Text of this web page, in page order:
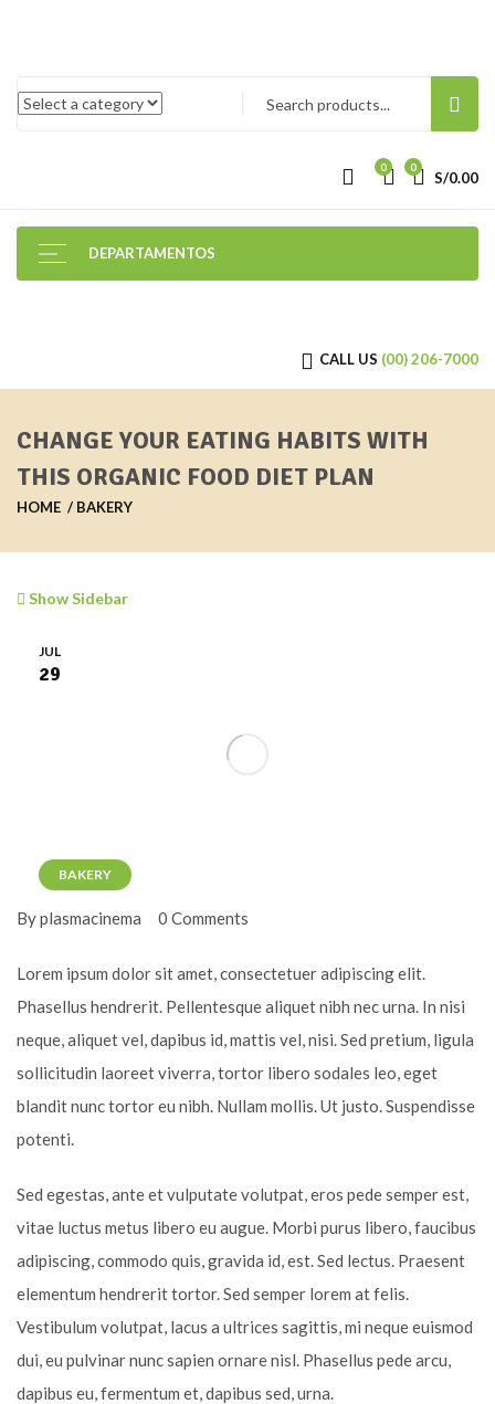
0
S/0.00
0
DEPARTAMENTOS
CALL US (00) 206-7000
CHANGE YOUR EATING HABITS WITH
THIS ORGANIC FOOD DIET PLAN
HOME BAKERY
Show Sidebar
BAKERY
JUL
29
By plasmacinema 0 Comments
Lorem ipsum dolor sit amet, consectetuer adipiscing elit.
Phasellus hendrerit. Pellentesque aliquet nibh nec urna. In nisi
neque, aliquet vel, dapibus id, mattis vel, nisi. Sed pretium, ligula
sollicitudin laoreet viverra, tortor libero sodales leo, eget
blandit nunc tortor eu nibh. Nullam mollis. Ut justo. Suspendisse
potenti.
Sed egestas, ante et vulputate volutpat, eros pede semper est,
vitae luctus metus libero eu augue. Morbi purus libero, faucibus
adipiscing, commodo quis, gravida id, est. Sed lectus. Praesent
elementum hendrerit tortor. Sed semper lorem at felis.
Vestibulum volutpat, lacus a ultrices sagittis, mi neque euismod
dui, eu pulvinar nunc sapien ornare nisl. Phasellus pede arcu,
dapibus eu, fermentum et, dapibus sed, urna.